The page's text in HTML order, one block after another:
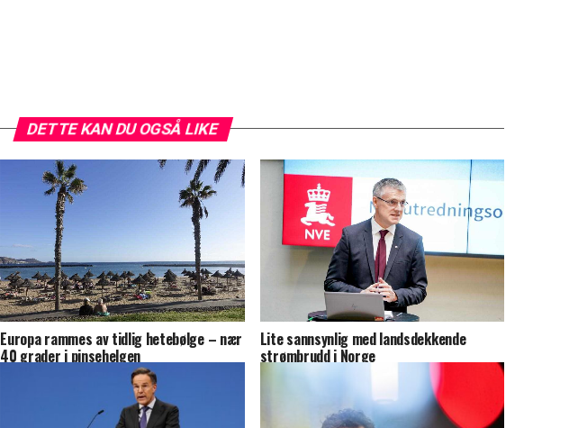
DETTE KAN DU OGSÅ LIKE
Europa rammes av tidlig hetebølge – nær
40 grader i pinsehelgen
Lite sannsynlig med landsdekkende
strømbrudd i Norge